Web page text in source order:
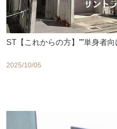
ST【これからの方】””単身者
2025/10/05